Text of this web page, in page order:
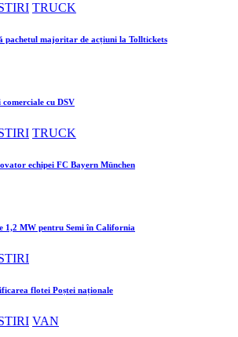
TRUCK
pachetul majoritar de acțiuni la Tolltickets
cu DSV
TRUCK
echipei FC Bayern München
1,2 MW pentru Semi în California
flotei Poștei naționale
VAN